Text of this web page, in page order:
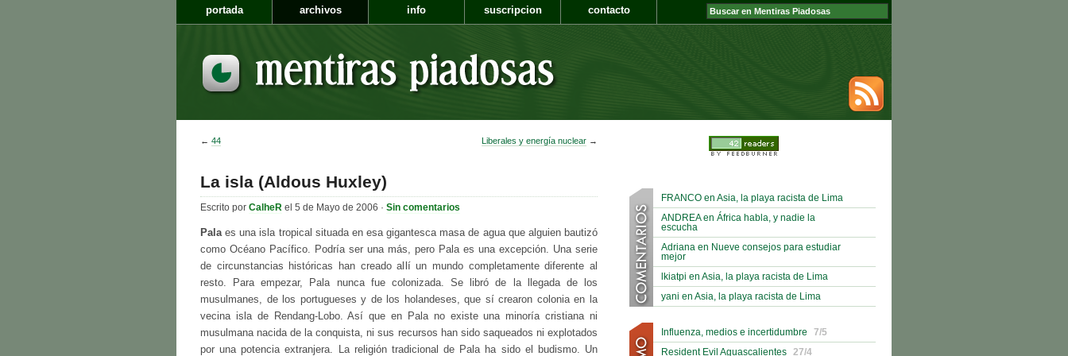
portada archivos info suscripcion contacto
← 44 Liberales y energía nuclear →
La isla (Aldous Huxley)
Escrito por CalheR el 5 de Mayo de 2006 · Sin comentarios
Pala es una isla tropical situada en esa gigantesca masa de agua que alguien bautizó
como Océano Pacífico. Podría ser una más, pero Pala es una excepción. Una serie
de circunstancias históricas han creado allí un mundo completamente diferente al
resto. Para empezar, Pala nunca fue colonizada. Se libró de la llegada de los
musulmanes, de los portugueses y de los holandeses, que sí crearon colonia en la
vecina isla de Rendang-Lobo. Así que en Pala no existe una minoría cristiana ni
musulmana nacida de la conquista, ni sus recursos han sido saqueados ni explotados
por una potencia extranjera. La religión tradicional de Pala ha sido el budismo. Un
FRANCO en Asia, la playa racista de Lima
ANDREA en África habla, y nadie la
escucha
Adriana en Nueve consejos para estudiar
mejor
lkiatpi en Asia, la playa racista de Lima
yani en Asia, la playa racista de Lima
Influenza, medios e incertidumbre
7/5
Resident Evil Aguascalientes
27/4